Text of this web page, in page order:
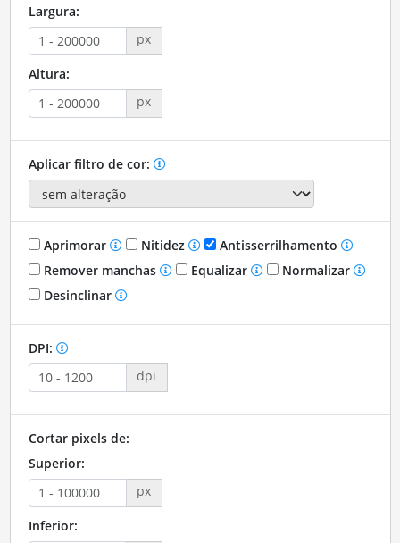
Largura:
px
Altura:
px
Aplicar filtro de cor:
Aprimorar Nitidez
Antisserrilhamento
Remover manchas
Equalizar
Normalizar
Desinclinar
DPI:
dpi
Cortar pixels de:
Superior:
px
Inferior: